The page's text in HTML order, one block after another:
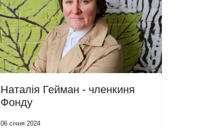
Наталія Гейман - членкиня
Фонду
06 січня 2024